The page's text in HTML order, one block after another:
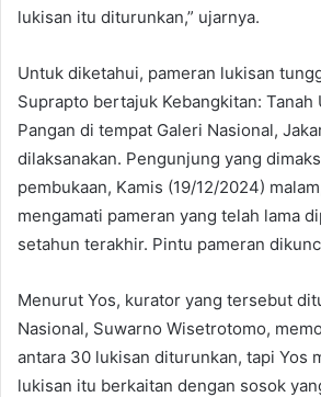
lukisan itu diturunkan,” ujarnya.
Untuk diketahui, pameran lukisan
Suprapto bertajuk Kebangkitan: Tanah
Pangan di tempat Galeri Nasional,
dilaksanakan. Pengunjung yang
pembukaan, Kamis (19/12/2024)
mengamati pameran yang telah lama
setahun terakhir. Pintu pameran
Menurut Yos, kurator yang tersebut
Nasional, Suwarno Wisetrotomo,
antara 30 lukisan diturunkan, tapi Yos
lukisan itu berkaitan dengan sosok